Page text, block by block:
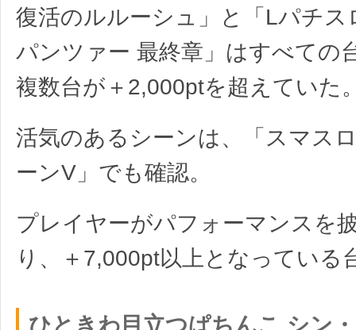
復活のルルーシュ」と「Lパチス
パンツァー 最終章」はすべての
複数台が＋2,000ptを超えていた
活気のあるシーンは、「スマス
ーンV」でも確認。
プレイヤーがパフォーマンスを
り、＋7,000pt以上となっている
ひときわ目立つぱちんこ シン